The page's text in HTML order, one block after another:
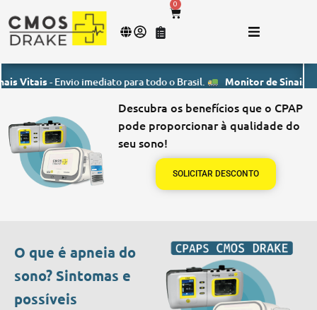
0
- Envio imediato para todo o Brasil. Monitor de Sinais Vitais
Descubra os benefícios que o CPAP
pode proporcionar à qualidade do
seu sono!
SOLICITAR DESCONTO
O que é apneia do
sono? Sintomas e
possíveis